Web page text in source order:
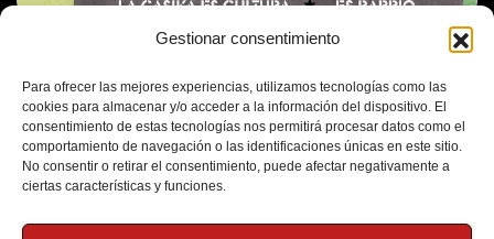
Gestionar consentimiento
Para ofrecer las mejores experiencias, utilizamos tecnologías como las
cookies para almacenar y/o acceder a la información del dispositivo. El
consentimiento de estas tecnologías nos permitirá procesar datos como el
comportamiento de navegación o las identificaciones únicas en este sitio.
No consentir o retirar el consentimiento, puede afectar negativamente a
ciertas características y funciones.